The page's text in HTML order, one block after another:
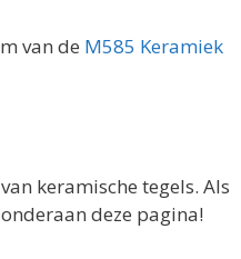
van de M585 Keramiek
keramische tegels. Als
deze pagina!